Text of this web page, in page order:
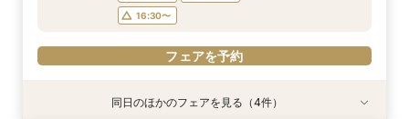
16:30〜
フェアを予約
特典あり
特典あり
特典あり同日のほかのフェアを見る（4件）